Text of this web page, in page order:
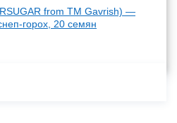
from TM Gavrish) —
горох, 20 семян